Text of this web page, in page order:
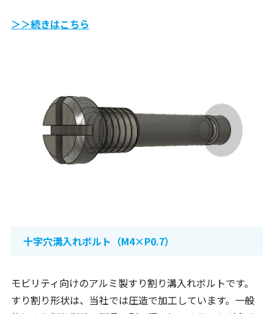
＞＞続きはこちら
十字穴溝入れボルト（M4×P0.7）
モビリティ向けのアルミ製すり割り溝入れボルトです。
すり割り形状は、当社では圧造で加工しています。一般